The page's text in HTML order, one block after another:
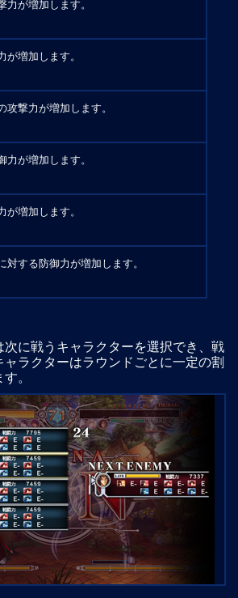
力が増加します。
が増加します。
攻撃力が増加します。
力が増加します。
が増加します。
対する防御力が増加します。
次に戦うキャラクターを選択でき、戦
ャラクターはラウンドごとに一定の割
。